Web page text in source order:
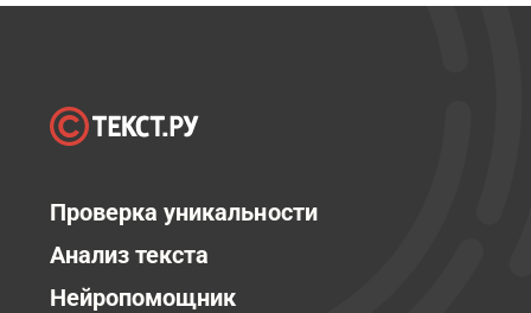
Проверка уникальности
Анализ текста
Нейропомощник